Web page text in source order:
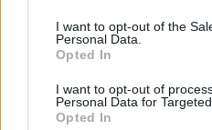
I want to opt-out of the
Personal Data.
Opted In
I want to opt-out of
Personal Data for
Opted In
ΔΕΙΤΕ ΕΠΙΣΗΣ
ΣΤΗΝ ΙΔΙΑ